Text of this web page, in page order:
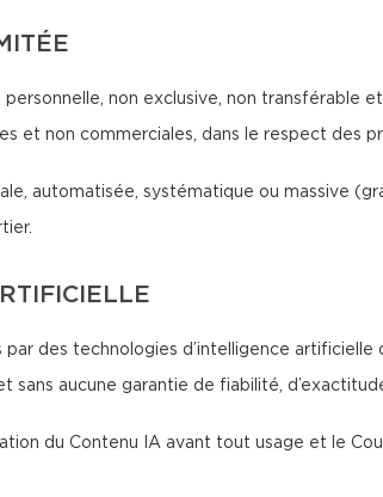
non exclusive, non transférable
et non commerciales, dans le respect des
automatisée, systématique ou massive
des technologies d’intelligence
aucune garantie de fiabilité,
du Contenu IA avant tout usage et le